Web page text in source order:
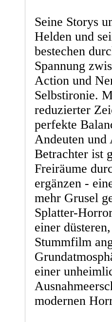
Seine Storys
Helden und
bestechen
Spannung
Action und
Selbstironie.
reduzierter
perfekte
Andeuten und
Betrachter ist
Freiräume
ergänzen -
mehr Grusel
Splatter-
einer
Stummfilm
einer
modernen